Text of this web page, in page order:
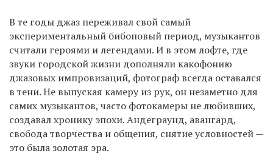
В те годы джаз переживал свой самый
экспериментальный бибоповый период, музыкантов
считали героями и легендами. И в этом лофте, где
звуки городской жизни дополняли какофонию
джазовых импровизаций, фотограф всегда оставался
в тени. Не выпуская камеру из рук, он незаметно для
самих музыкантов, часто фотокамеры не любивших,
создавал хронику эпохи. Андеграунд, авангард,
свобода творчества и общения, снятие условностей —
это была золотая эра.